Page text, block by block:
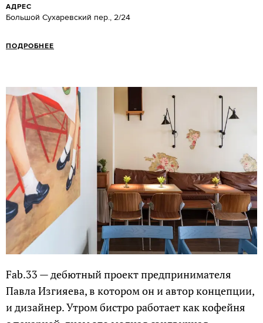
АДРЕС
Большой Сухаревский пер., 2/24
ПОДРОБНЕЕ
Fab.33 — дебютный проект предпринимателя
Павла Изгияева, в котором он и автор концепции,
и дизайнер. Утром бистро работает как кофейня